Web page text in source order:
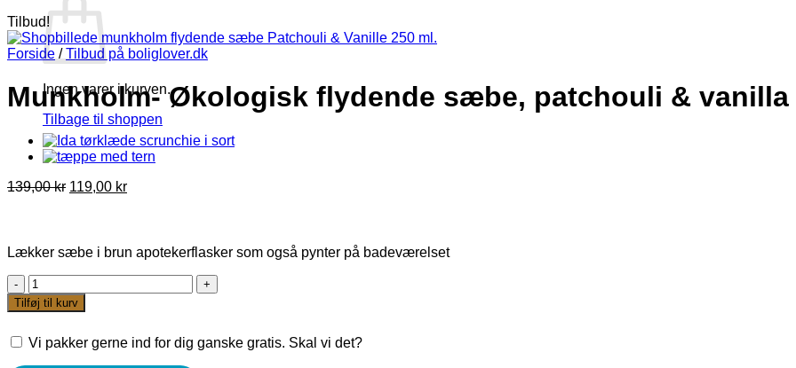
Ingen varer i kurven.
Tilbage til shoppen
Tilbud!
Forside / Tilbud på boliglover.dk
Munkholm- Økologisk flydende sæbe, patchouli & vanilla
139,00kr Den
139,00 kr.
119,00 krDen
119,00 kr.
Lækker sæbe i brun apotekerflasker som også pynter på badeværelset
Munkholm-
Økologisk
flydende
patchouli
Tilføj til kurv
Vi pakker gerne ind for dig ganske gratis. Skal vi det?